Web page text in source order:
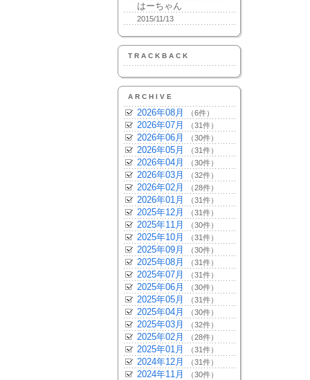
はーちゃん
2015/11/13
TRACKBACK
ARCHIVE
2026年08月 （6件）
2026年07月 （31件）
2026年06月 （30件）
2026年05月 （31件）
2026年04月 （30件）
2026年03月 （32件）
2026年02月 （28件）
2026年01月 （31件）
2025年12月 （31件）
2025年11月 （30件）
2025年10月 （31件）
2025年09月 （30件）
2025年08月 （31件）
2025年07月 （31件）
2025年06月 （30件）
2025年05月 （31件）
2025年04月 （30件）
2025年03月 （32件）
2025年02月 （28件）
2025年01月 （31件）
2024年12月 （31件）
2024年11月 （30件）